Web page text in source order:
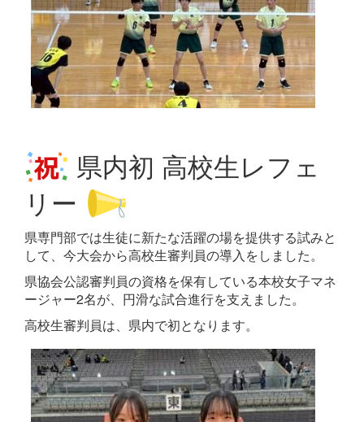
県内初 高校生レフェ
リー
県専門部では生徒に新たな活躍の場を提供する試みと
して、今大会から高校生審判員の導入をしました。
県協会公認審判員の資格を保有している本校女子マネ
ージャー2名が、円滑な試合進行を支えました。
高校生審判員は、県内で初となります。